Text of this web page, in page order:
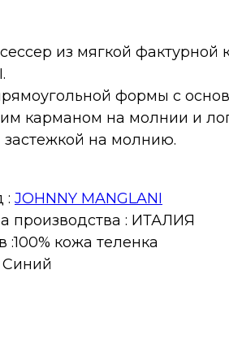
из мягкой фактурной
формы с
карманом на молнии и
застежкой на молнию.
: JOHNNY MANGLANI
производства : ИТАЛИЯ
:100% кожа теленка
Синий